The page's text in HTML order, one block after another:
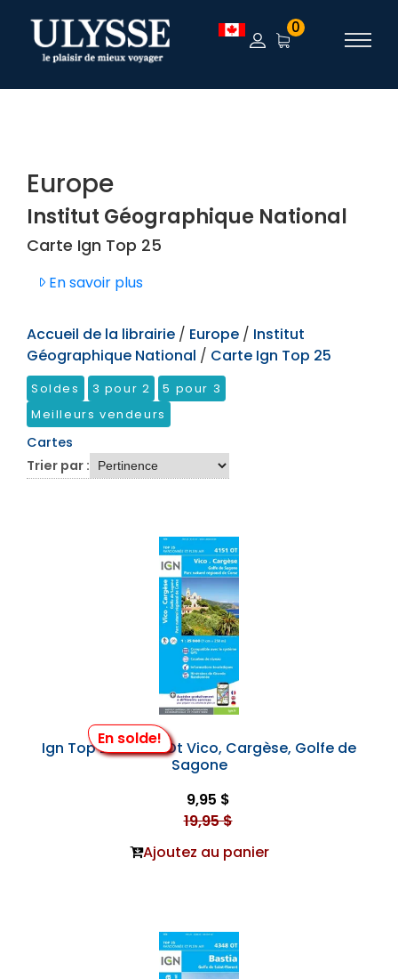
TEST 0
Europe
Institut Géographique National
Carte Ign Top 25
En savoir plus
Accueil de la librairie / Europe / Institut
Géographique National / Carte Ign Top 25
Soldes 3 pour 2
5 pour 3
Meilleurs vendeurs
Cartes
Trier par :
En solde!
Ign Top 25 #4151 Ot Vico, Cargèse, Golfe de
Sagone
9,95 $
19,95 $
Ajoutez au panier